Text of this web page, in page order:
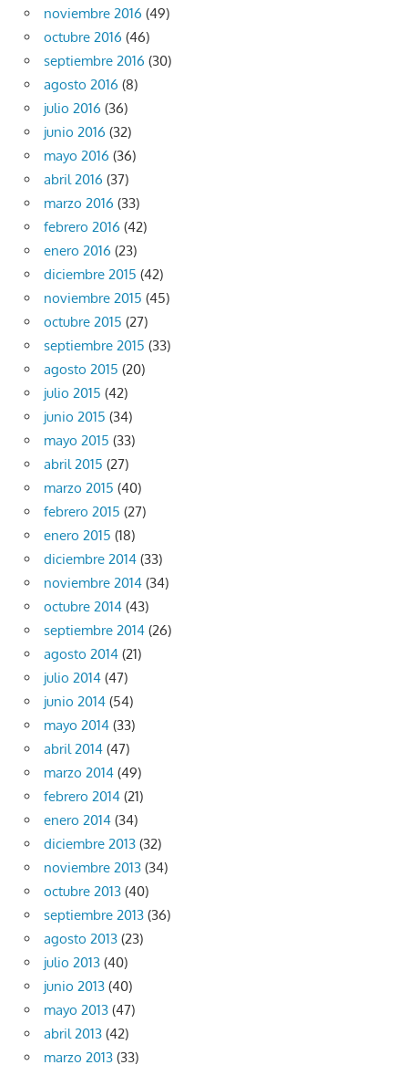
noviembre 2016 (49)
octubre 2016 (46)
septiembre 2016 (30)
agosto 2016 (8)
julio 2016 (36)
junio 2016 (32)
mayo 2016 (36)
abril 2016 (37)
marzo 2016 (33)
febrero 2016 (42)
enero 2016 (23)
diciembre 2015 (42)
noviembre 2015 (45)
octubre 2015 (27)
septiembre 2015 (33)
agosto 2015 (20)
julio 2015 (42)
junio 2015 (34)
mayo 2015 (33)
abril 2015 (27)
marzo 2015 (40)
febrero 2015 (27)
enero 2015 (18)
diciembre 2014 (33)
noviembre 2014 (34)
octubre 2014 (43)
septiembre 2014 (26)
agosto 2014 (21)
julio 2014 (47)
junio 2014 (54)
mayo 2014 (33)
abril 2014 (47)
marzo 2014 (49)
febrero 2014 (21)
enero 2014 (34)
diciembre 2013 (32)
noviembre 2013 (34)
octubre 2013 (40)
septiembre 2013 (36)
agosto 2013 (23)
julio 2013 (40)
junio 2013 (40)
mayo 2013 (47)
abril 2013 (42)
marzo 2013 (33)